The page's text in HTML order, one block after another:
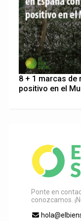
8 + 1 marcas de
positivo en el
Ponte en
conozcamos.